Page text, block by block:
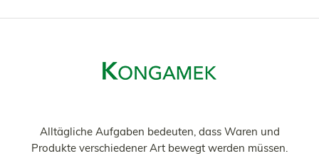
Alltägliche Aufgaben bedeuten, dass Waren und
Produkte verschiedener Art bewegt werden müssen.